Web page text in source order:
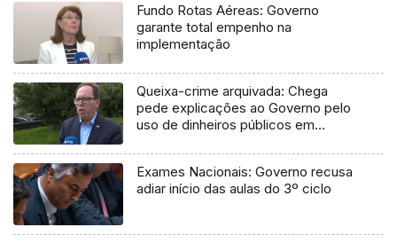
Fundo Rotas Aéreas: Governo
garante total empenho na
implementação
Queixa-crime arquivada: Chega
pede explicações ao Governo pelo
uso de dinheiros públicos em
Exames Nacionais: Governo recusa
adiar início das aulas do 3º ciclo